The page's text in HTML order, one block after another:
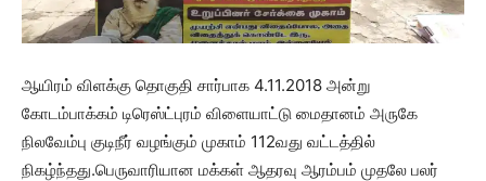
ஆயிரம் விளக்கு தொகுதி சார்பாக 4.11.2018 அன்று
கோடம்பாக்கம் டிரெஸ்ட்புரம் விளையாட்டு மைதானம் அருகே
நிலவேம்பு குடிநீர் வழங்கும் முகாம் 112வது வட்டத்தில்
நிகழ்ந்தது.பெருவாரியான மக்கள் ஆதரவு ஆரம்பம் முதலே பலர்